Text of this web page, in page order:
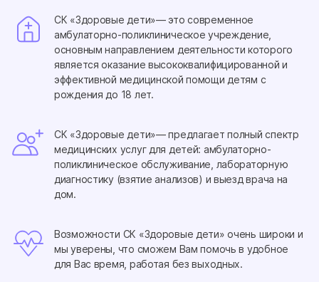
СК «Здоровые дети»— это современное
амбулаторно-поликлиническое учреждение,
основным направлением деятельности которого
является оказание высококвалифицированной и
эффективной медицинской помощи детям с
рождения до 18 лет.
СК «Здоровые дети»— предлагает полный спектр
медицинских услуг для детей: амбулаторно-
поликлиническое обслуживание, лабораторную
диагностику (взятие анализов) и выезд врача на
дом.
Возможности СК «Здоровые дети» очень широки и
мы уверены, что сможем Вам помочь в удобное
для Вас время, работая без выходных.